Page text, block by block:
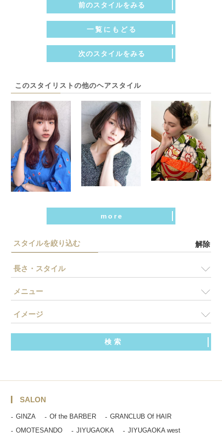
前のスタイルをみる
一覧にもどる
次のスタイルをみる
このスタイリストの他のヘアスタイル
more
スタイルを絞り込む 解除
長さ・スタイル
メニュー
イメージ
SALON
GINZA Of the BARBER
GRANCLUB Of HAIR
OMOTESANDO
JIYUGAOKA JIYUGAOKA west